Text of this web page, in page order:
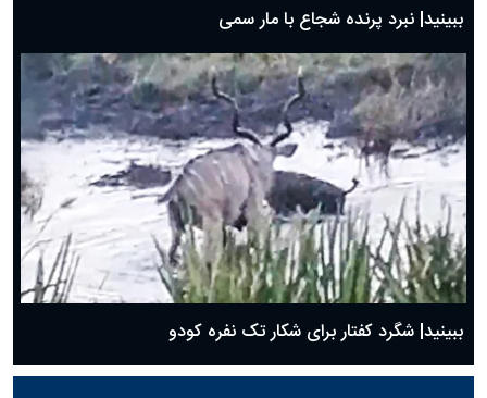
ببینید| نبرد پرنده شجاع با مار سمی
ببینید| شگرد کفتار برای شکار تک نفره کودو